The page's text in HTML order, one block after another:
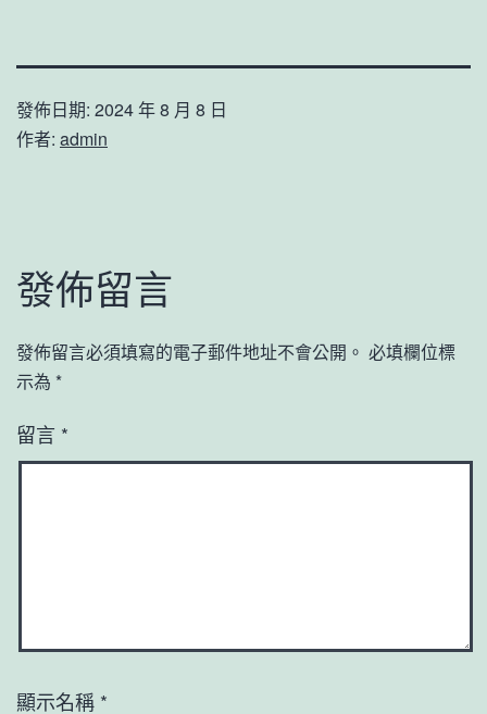
發佈日期: 2024 年 8 月 8 日
作者: admin
發佈留言
發佈留言必須填寫的電子郵件地址不會公開。 必填欄位標
示為 *
留言 *
顯示名稱 *